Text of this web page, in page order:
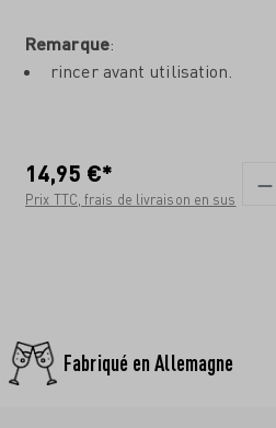
Remarque:
rincer avant utilisation.
14,95 €*
Prix TTC, frais de livraison en sus
Fabriqué en Allemagne